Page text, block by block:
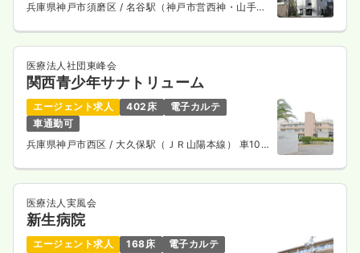
時給1,500円以上可
気になる
外来正・准看護師 一般病院
日勤のみ（常勤） 一時募集休止
給与 23.5万円
※一例
時間 8:30～17:00
兵庫県神戸市須磨区 / 名谷駅（神戸市営西神・山手
医療法人社団東峰会
関西青少年サナトリューム
エージェント求人 402床
電子カルテ
車通勤可
兵庫県神戸市西区/ 大久保駅（ＪＲ山陽本線） 車10
医療法人実風会
新生病院
エージェント求人 168床
電子カルテ